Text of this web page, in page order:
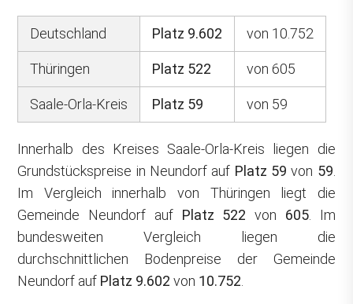
Deutschland Platz 9.602 von 10.752
Thüringen Platz 522 von 605
Saale-Orla-Kreis Platz 59 von 59
Innerhalb des Kreises Saale-Orla-Kreis liegen die
Grundstückspreise in Neundorf auf Platz 59 von 59
Im Vergleich innerhalb von Thüringen liegt die
Gemeinde Neundorf auf Platz 522 von 605. Im
bundesweiten Vergleich liegen die
durchschnittlichen Bodenpreise der Gemeinde
Neundorf auf Platz 9.602 von 10.752